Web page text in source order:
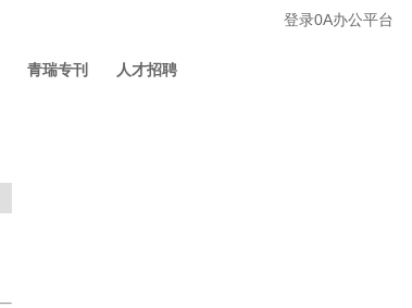
青瑞专刊 人才招聘
登录0A办公平台